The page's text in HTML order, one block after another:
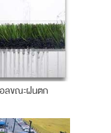
ลขณะฝนตก